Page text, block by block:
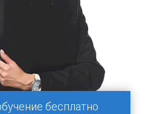
бесплатно